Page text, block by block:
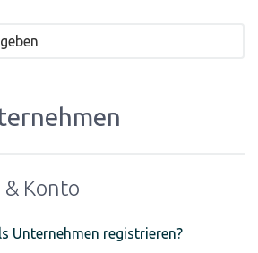
Konto
Unternehmen registrieren?